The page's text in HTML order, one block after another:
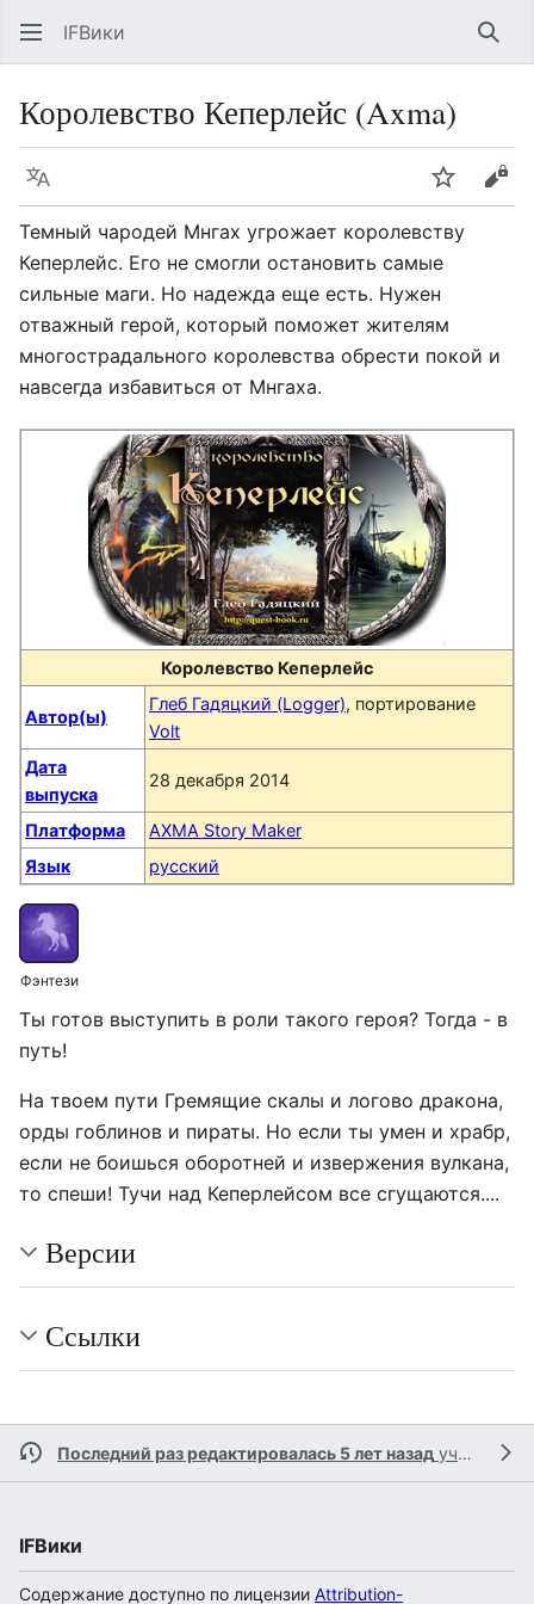
IFВики
Королевство Кеперлейс (Axma)
Язык Следить
Темный чародей Мнгах угрожает королевству
Кеперлейс. Его не смогли остановить самые
сильные маги. Но надежда еще есть. Нужен
отважный герой, который поможет жителям
многострадального королевства обрести покой и
навсегда избавиться от Мнгаха.
Королевство Кеперлейс
Автор(ы)
Глеб Гадяцкий (Logger), портирование
Volt
Дата
выпуска
28 декабря 2014
Платформа
AXMA Story Maker
Язык
русский
Фэнтези
Ты готов выступить в роли такого героя? Тогда - в
путь!
На твоем пути Гремящие скалы и логово дракона,
орды гоблинов и пираты. Но если ты умен и храбр,
если не боишься оборотней и извержения вулкана,
то спеши! Тучи над Кеперлейсом все сгущаются....
Версии
Ссылки
Последний раз редактировалась 5 лет назад участником
IFВики
Содержание доступно по лицензии Attribution-